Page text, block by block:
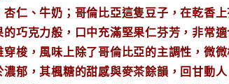
仁、牛奶； 哥倫比亞這隻豆子，在乾香
的巧克力般，口中充滿堅果仁芬芳，非常
穿梭，風味上除了哥倫比亞的主調性，微
濃郁，其楓糖的甜感與麥茶餘韻，回甘動